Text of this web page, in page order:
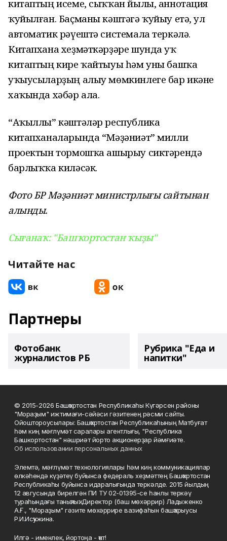
китаптың исеме, сыҡҡан йылы, аннотация
ҡуйылған. Баҫманы кәштәгә ҡуйыу етә, ул
автоматик рәүештә системала теркәлә.
Китапхана хеҙмәткәрҙәре шунда уҡ
китаптың кире ҡайтыуы һәм уны башҡа
уҡыусыларҙың алыу мөмкинлеге бар икәне
хаҡында хәбәр ала.
“Аҡыллы” кәштәләр республика
китапханаларында “Мәҙәниәт” милли
проектын тормошҡа ашырыу сиктәрендә
барлыҡҡа киләсәк.
Фото БР Мәҙәниәт министрлығы сайтынан
алынды.
Сығанаҡ: "Башҡортостан ҡыҙы"
Читайте нас
Партнеры
Фотобанк
журналистов РБ
Рубрика "Еда и
напитки"
© 2015-2026 Башҡортостан Республикаһы Күгәрсен районы
"Мораҙым" ижтимағи-сәйәси гәзитенең рәсми сайты.
Ойоштороусылары: Башҡортостан Республикаһының Матбуғат
һәм киң мәғлүмәт саралары агентлығы, "Республика
Башкортостан" нәшриәт йорто акционерҙар йәмғиәте.
Об использовании персональных данных
Элемтә, мәғлүмәт технологиялары һәм киң коммуникациялар
өлкәһендә күҙәтеү буйынса федераль хеҙмәттең Башҡортостан
Республикаһы буйынса идаралығында теркәлде. 2015 йылдың
12 авгусында бирелгән ПИ ТУ 02-01395-се һанлы теркәү
тураһындағы таныҡлыҡ. Директор (баш мөхәррир) Ладыженко
А.Ғ., "Мораҙым" гәзите мөхәррире вазифаһын башҡарыусы
Р.И.Исҡужина.
Илгә - именлек, йортоңа - ҡот!